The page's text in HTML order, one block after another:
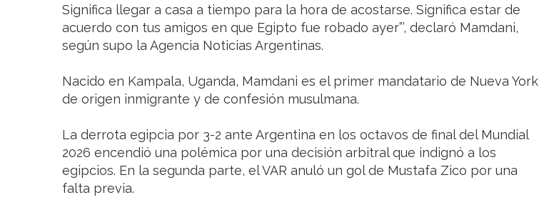
Significa llegar a casa a tiempo para la hora de acostarse. Significa estar de
acuerdo con tus amigos en que Egipto fue robado ayer”’, declaró Mamdani,
según supo la Agencia Noticias Argentinas.
Nacido en Kampala, Uganda, Mamdani es el primer mandatario de Nueva York
de origen inmigrante y de confesión musulmana.
La derrota egipcia por 3-2 ante Argentina en los octavos de final del Mundial
2026 encendió una polémica por una decisión arbitral que indignó a los
egipcios. En la segunda parte, el VAR anuló un gol de Mustafa Zico por una
falta previa.